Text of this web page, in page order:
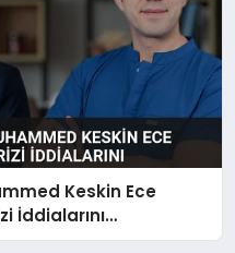
Keskin Ece
İddialarını